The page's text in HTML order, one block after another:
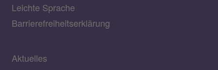
Leichte Sprache
Barrierefreiheitserklärung
Aktuelles